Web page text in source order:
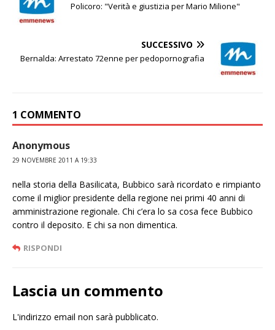
Policoro: "Verità e giustizia per Mario Milione"
SUCCESSIVO
Bernalda: Arrestato 72enne per pedopornografia
1 COMMENTO
Anonymous
29 NOVEMBRE 2011 A 19:33
nella storia della Basilicata, Bubbico sarà ricordato e rimpianto
come il miglior presidente della regione nei primi 40 anni di
amministrazione regionale. Chi c’era lo sa cosa fece Bubbico
contro il deposito. E chi sa non dimentica.
RISPONDI
Lascia un commento
L'indirizzo email non sarà pubblicato.